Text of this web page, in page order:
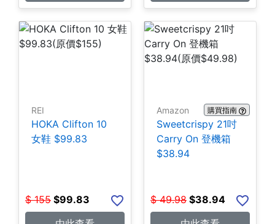
REI
HOKA Clifton 10
女鞋 $99.83
$ 155 $99.83
Amazon 購買指南
Sweetcrispy 21吋
Carry On 登機箱
$38.94
$ 49.98 $38.94